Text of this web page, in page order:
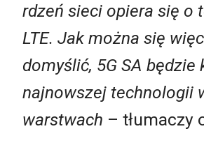
rdzeń sieci opiera się o
LTE. Jak można się
domyślić, 5G SA będzie
najnowszej technologii
warstwach – tłumaczy